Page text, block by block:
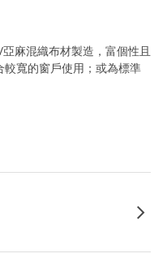
麻混織布材製造，富個性且
寬的窗戶使用；或為標準